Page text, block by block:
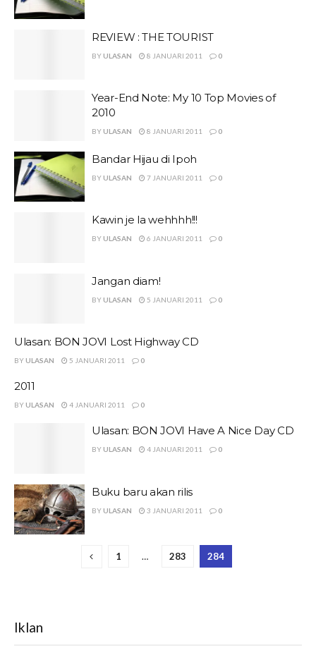
REVIEW : THE TOURIST
BY ULASAN 8 JANUARI 2011 0
Year-End Note: My 10 Top Movies of
2010
BY ULASAN 8 JANUARI 2011 0
Bandar Hijau di Ipoh
BY ULASAN 7 JANUARI 2011 0
Kawin je la wehhhh!!!
BY ULASAN 6 JANUARI 2011 0
Jangan diam!
BY ULASAN 5 JANUARI 2011 0
Ulasan: BON JOVI Lost Highway CD
BY ULASAN 5 JANUARI 2011 0
2011
BY ULASAN 4 JANUARI 2011 0
Ulasan: BON JOVI Have A Nice Day CD
BY ULASAN 4 JANUARI 2011 0
Buku baru akan rilis
BY ULASAN 3 JANUARI 2011 0
1 … 283 284
Iklan